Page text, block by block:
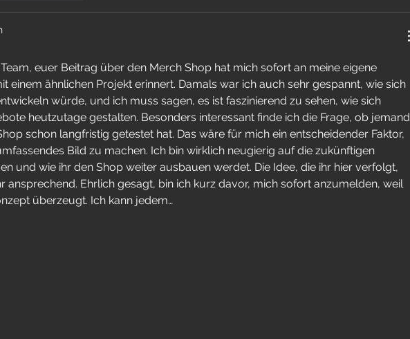
euer Beitrag über den Merch Shop hat mich sofort an meine eigene
einem ähnlichen Projekt erinnert. Damals war ich auch sehr gespannt, wie sich
würde, und ich muss sagen, es ist faszinierend zu sehen, wie sich
heutzutage gestalten. Besonders interessant finde ich die Frage, ob jemand
schon langfristig getestet hat. Das wäre für mich ein entscheidender Faktor,
Bild zu machen. Ich bin wirklich neugierig auf die zukünftigen
und wie ihr den Shop weiter ausbauen werdet. Die Idee, die ihr hier verfolgt,
ansprechend. Ehrlich gesagt, bin ich kurz davor, mich sofort anzumelden, weil
überzeugt. Ich kann jedem…